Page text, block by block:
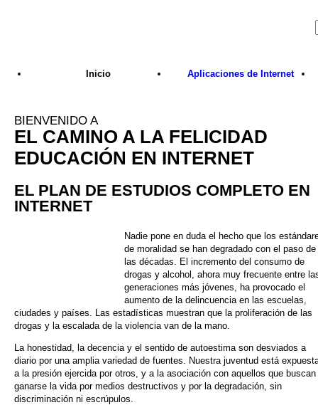
Inicio Aplicaciones de Internet
BIENVENIDO A
EL CAMINO A LA FELICIDAD
EDUCACIÓN EN INTERNET
EL PLAN DE ESTUDIOS COMPLETO EN
INTERNET
Nadie pone en duda el hecho que los
de moralidad se han degradado con el paso de
las décadas. El incremento del consumo de
drogas y alcohol, ahora muy frecuente entre
generaciones más jóvenes, ha provocado el
aumento de la delincuencia en las escuelas,
ciudades y países. Las estadísticas muestran que la proliferación de las
drogas y la escalada de la violencia van de la mano.
La honestidad, la decencia y el sentido de autoestima son desviados a
diario por una amplia variedad de fuentes. Nuestra juventud está
a la presión ejercida por otros, y a la asociación con aquellos que buscan
ganarse la vida por medios destructivos y por la degradación, sin
discriminación ni escrúpulos.